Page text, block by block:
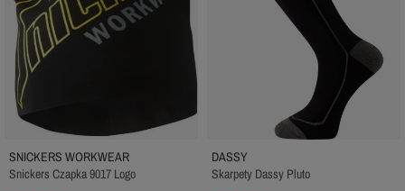
SNICKERS WORKWEAR
Snickers Czapka 9017 Logo
DASSY
Skarpety Dassy Pluto